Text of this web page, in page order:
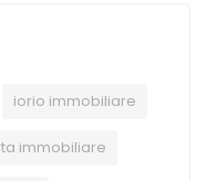
iorio immobiliare
immobiliare